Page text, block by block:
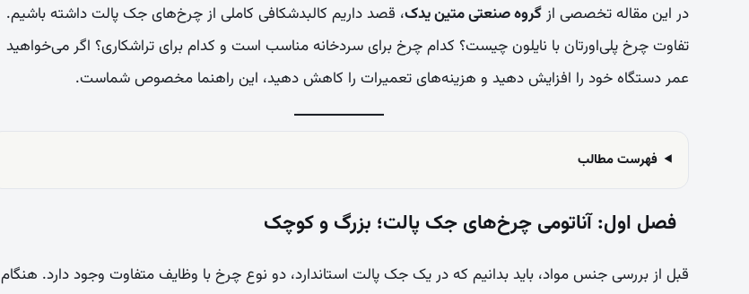
در این مقاله تخصصی ازگروه صنعتی متین یدک، قصد داریم کالبدشکافی کاملی از چرخ‌های جک پالت داشته باشیم.
تفاوت چرخ پلی‌اورتان با نایلون چیست؟ کدام چرخ برای سردخانه مناسب است و کدام برای تراشکاری؟ اگر می‌خواهید
عمر دستگاه خود را افزایش دهید و هزینه‌های تعمیرات را کاهش دهید، این راهنما مخصوص شماست.
فهرست مطالب
فصل اول: آناتومی چرخ‌های جک پالت؛ بزرگ و کوچک
قبل از بررسی جنس مواد، باید بدانیم که در یک جک پالت استاندارد، دو نوع چرخ با وظایف متفاوت وجود دارد. هنگام